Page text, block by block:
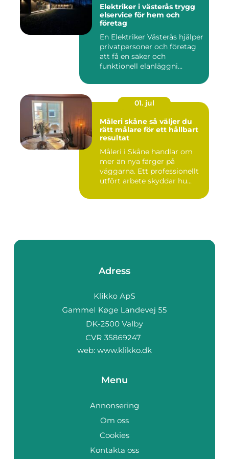
Elektriker i västerås trygg
elservice för hem och
företag
En Elektriker Västerås hjälper
privatpersoner och företag
att få en säker och
funktionell elanläggni...
01. jul
Måleri skåne så väljer du
rätt målare för ett hållbart
resultat
Måleri i Skåne handlar om
mer än nya färger på
väggarna. Ett professionellt
utfört arbete skyddar hu...
Adress
web: www.klikko.dk
Menu
Annonsering
Om oss
Cookies
Kontakta oss